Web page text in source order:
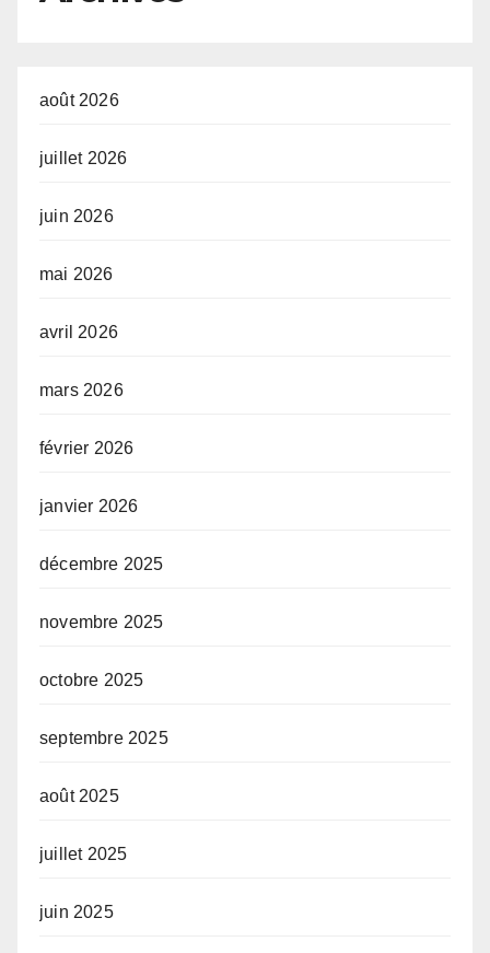
août 2026
juillet 2026
juin 2026
mai 2026
avril 2026
mars 2026
février 2026
janvier 2026
décembre 2025
novembre 2025
octobre 2025
septembre 2025
août 2025
juillet 2025
juin 2025